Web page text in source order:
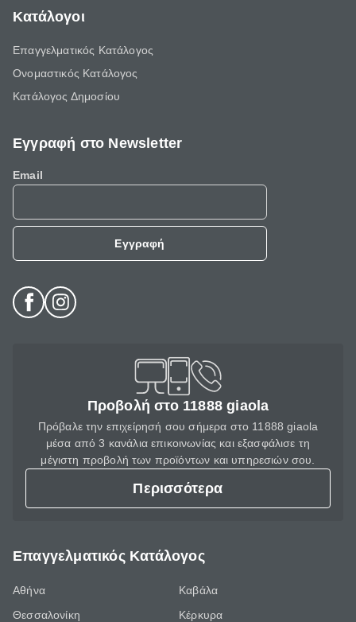
Κατάλογοι
Επαγγελματικός Κατάλογος
Ονομαστικός Κατάλογος
Κατάλογος Δημοσίου
Εγγραφή στο Newsletter
Email
Εγγραφή
Προβολή στο 11888 giaola
Πρόβαλε την επιχείρησή σου σήμερα στο 11888 giaola
μέσα από 3 κανάλια επικοινωνίας και εξασφάλισε τη
μέγιστη προβολή των προϊόντων και υπηρεσιών σου.
Περισσότερα
Επαγγελματικός Κατάλογος
Αθήνα
Θεσσαλονίκη
Καβάλα
Κέρκυρα